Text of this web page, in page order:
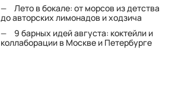
Лето в бокале: от морсов из детства
до авторских лимонадов и ходзича
9 барных идей августа: коктейли и
коллаборации в Москве и Петербурге